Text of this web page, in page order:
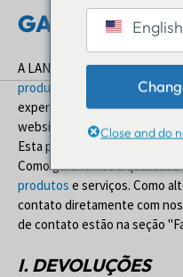
GARANTIA
A LANSITEC se esforça para
produtos
. É importante para
experiência ao usar nossos
website(s) sem comprometer
Esta política descreve
Como garantimos a
produtos e serviços. Como
contato diretamente com
de contato estão na seção
I. DEVOLUÇÕES
English
Close and do